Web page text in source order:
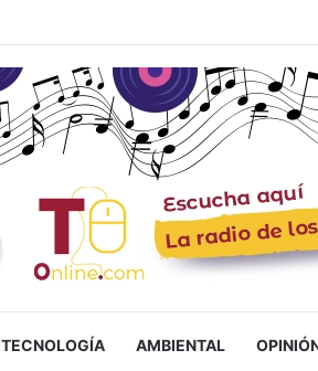
TECNOLOGÍA AMBIENTAL